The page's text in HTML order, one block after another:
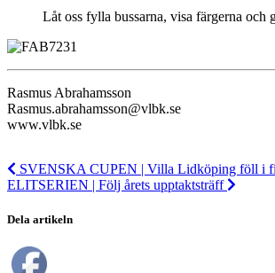
Låt oss fylla bussarna, visa färgerna
Rasmus Abrahamsson
Rasmus.abrahamsson@vlbk.se
www.vlbk.se
SVENSKA CUPEN | Villa Lidköping föll i
ELITSERIEN | Följ årets upptaktsträff
Dela artikeln